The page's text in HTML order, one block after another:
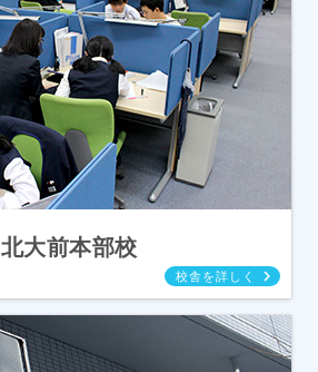
北大前本部校